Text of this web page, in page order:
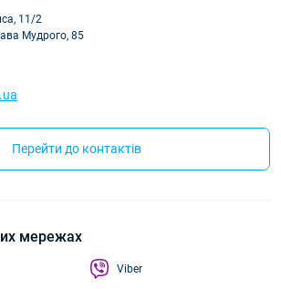
11/2
Мудрого, 85
Перейти до контактів
мережах
Viber